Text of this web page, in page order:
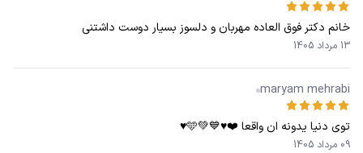
خانم دکتر فوق العاده مهربان و دلسوز بسیار دوست داشتنی
13 مرداد 1405
maryam mehrabi
توی دنیا یدونه ان واقعا ❤️♥️💙💚🩵♥️
09 مرداد 1405